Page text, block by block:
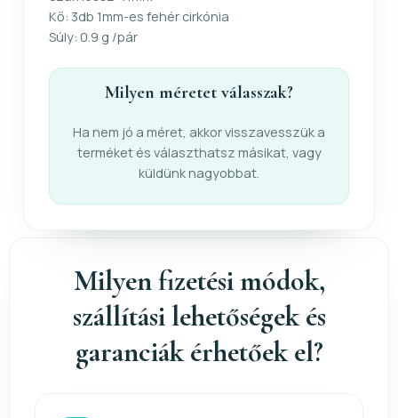
Kő: 3db 1mm-es fehér cirkónia
Súly: 0.9 g /pár
Milyen méretet válasszak?
Ha nem jó a méret, akkor visszavesszük a
terméket és választhatsz másikat, vagy
küldünk nagyobbat.
Milyen fizetési módok,
szállítási lehetőségek és
garanciák érhetőek el?